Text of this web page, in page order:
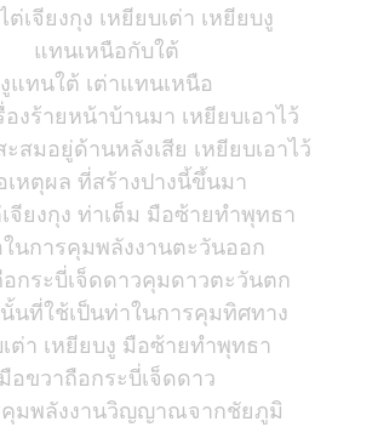
ต่เจียงกุง เหยียบเต่า เหยียบงู
แทนเหนือกับใต้
งูแทนใต้ เต่าแทนเหนือ
องร้ายหน้าบ้านมา เหยียบเอาไว้
สมอยู่ด้านหลังเสีย เหยียบเอาไว้
เหตุผล ที่สร้างปางนี้ขึ้นมา
เจียงกุง ท่าเต็ม มือซ้ายทำพุทธา
นการคุมพลังงานตะวันออก
กระบี่เจ็ดดาวคุมดาวตะวันตก
นที่ใช้เป็นท่าในการคุมทิศทาง
ต่า เหยียบงู มือซ้ายทำพุทธา
มือขวาถือกระบี่เจ็ดดาว
มพลังงานวิญญาณจากชัยภูมิ